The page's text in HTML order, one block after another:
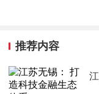
推荐内容